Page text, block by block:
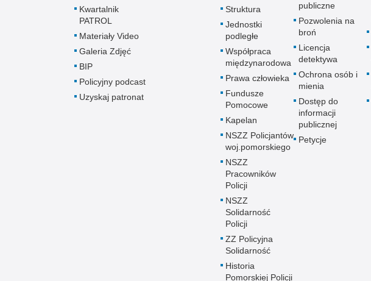
Kwartalnik
PATROL
Materiały Video
Galeria Zdjęć
BIP
Policyjny podcast
Uzyskaj patronat
Struktura
Jednostki
podległe
Współpraca
międzynarodowa
Prawa człowieka
Fundusze
Pomocowe
Kapelan
NSZZ Policjantów
woj.pomorskiego
NSZZ
Pracowników
Policji
NSZZ
Solidarność
Policji
ZZ Policyjna
Solidarność
Historia
Pomorskiej Policji
publiczne
Pozwolenia na
broń
Licencja
detektywa
Ochrona osób i
mienia
Dostęp do
informacji
publicznej
Petycje